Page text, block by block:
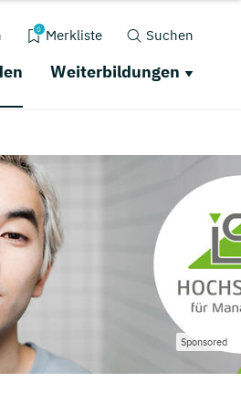
0 Merkliste Suchen
Weiterbildungen
Sponsored